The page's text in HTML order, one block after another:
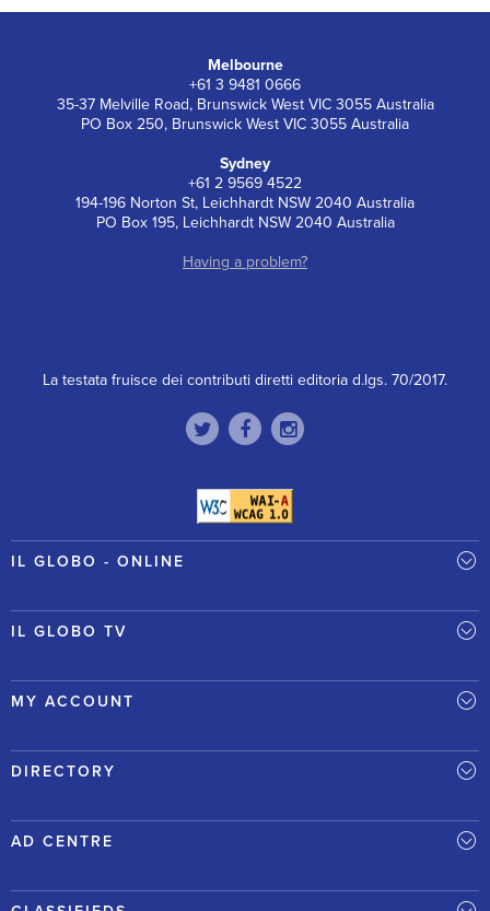
Melbourne
+61 3 9481 0666
35-37 Melville Road, Brunswick West VIC 3055 Australia
PO Box 250, Brunswick West VIC 3055 Australia
Sydney
+61 2 9569 4522
194-196 Norton St, Leichhardt NSW 2040 Australia
PO Box 195, Leichhardt NSW 2040 Australia
Having a problem?
La testata fruisce dei contributi diretti editoria d.lgs. 70/2017.
IL GLOBO - ONLINE
IL GLOBO TV
MY ACCOUNT
DIRECTORY
AD CENTRE